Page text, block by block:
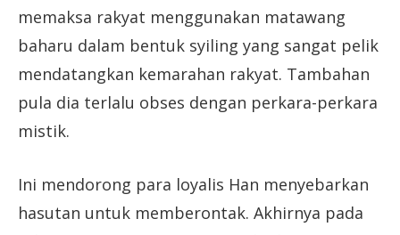
memaksa rakyat menggunakan matawang
baharu dalam bentuk syiling yang sangat pelik
mendatangkan kemarahan rakyat. Tambahan
pula dia terlalu obses dengan perkara-perkara
mistik.
Ini mendorong para loyalis Han menyebarkan
hasutan untuk memberontak. Akhirnya pada